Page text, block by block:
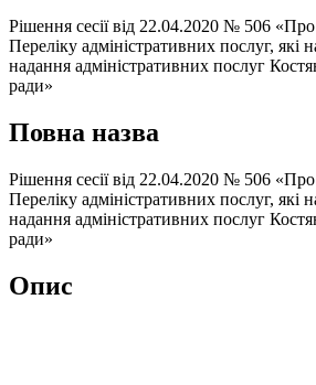
Рішення сесії від 22.04.2020 № 506
Переліку адміністративних послуг, які
надання адміністративних послуг
ради»
Повна назва
Рішення сесії від 22.04.2020 № 506
Переліку адміністративних послуг, які
надання адміністративних послуг
ради»
Опис